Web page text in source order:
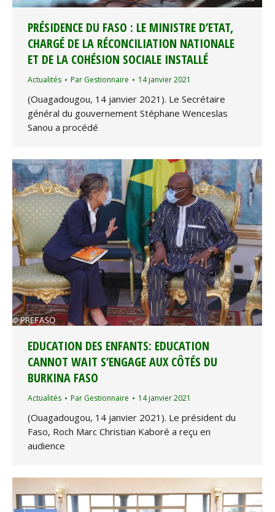
PRÉSIDENCE DU FASO : LE MINISTRE D’ETAT,
CHARGÉ DE LA RÉCONCILIATION NATIONALE
ET DE LA COHÉSION SOCIALE INSTALLÉ
Actualités Par Gestionnaire 14 janvier 2021
(Ouagadougou, 14 janvier 2021). Le Secrétaire
général du gouvernement Stéphane Wenceslas
Sanou a procédé
EDUCATION DES ENFANTS: EDUCATION
CANNOT WAIT S’ENGAGE AUX CÔTÉS DU
BURKINA FASO
Actualités Par Gestionnaire 14 janvier 2021
(Ouagadougou, 14 janvier 2021). Le président du
Faso, Roch Marc Christian Kaboré a reçu en
audience